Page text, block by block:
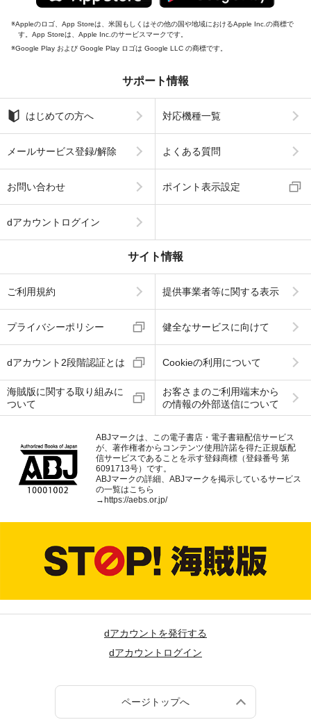
Appleのロゴ、App Storeは、米国もしくはその他の国や地域におけるApple Inc.の商標で
す。App Storeは、Apple Inc.のサービスマークです。
Google Play および Google Play ロゴは Google LLC の商標です。
サポート情報
はじめての方へ 対応機種一覧
メールサービス登録/解除 よくある質問
お問い合わせ ポイント表示設定
dアカウントログイン
サイト情報
ご利用規約 提供事業者等に関する表示
プライバシーポリシー 健全なサービスに向けて
dアカウント2段階認証とは Cookieの利用について
海賊版に関する取り組みに
ついて
お客さまのご利用端末から
の情報の外部送信について
ABJマークは、この電子書店・電子書籍配信サービス
が、著作権者からコンテンツ使用許諾を得た正規版配
信サービスであることを示す登録商標（登録番号 第
6091713号）です。
ABJマークの詳細、ABJマークを掲示しているサービス
の一覧はこちら
→ https://aebs.or.jp/
dアカウントを発行する
dアカウントログイン
ページトップへ